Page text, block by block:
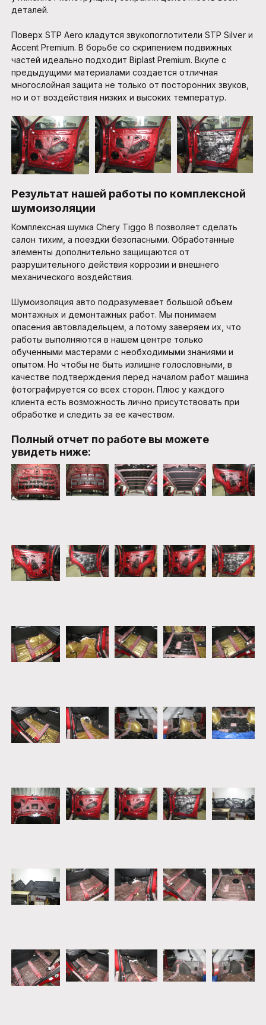
деталей.
Поверх STP Aero кладутся звукопоглотители STP Silver и
Accent Premium. В борьбе со скрипением подвижных
частей идеально подходит Biplast Premium. Вкупе с
предыдущими материалами создается отличная
многослойная защита не только от посторонних звуков,
но и от воздействия низких и высоких температур.
Результат нашей работы по комплексной
шумоизоляции
Комплексная шумка Chery Tiggo 8 позволяет сделать
салон тихим, а поездки безопасными. Обработанные
элементы дополнительно защищаются от
разрушительного действия коррозии и внешнего
механического воздействия.
Шумоизоляция авто подразумевает большой объем
монтажных и демонтажных работ. Мы понимаем
опасения автовладельцем, а потому заверяем их, что
работы выполняются в нашем центре только
обученными мастерами с необходимыми знаниями и
опытом. Но чтобы не быть излишне голословными, в
качестве подтверждения перед началом работ машина
фотографируется со всех сторон. Плюс у каждого
клиента есть возможность лично присутствовать при
обработке и следить за ее качеством.
Полный отчет по работе вы можете
увидеть ниже: